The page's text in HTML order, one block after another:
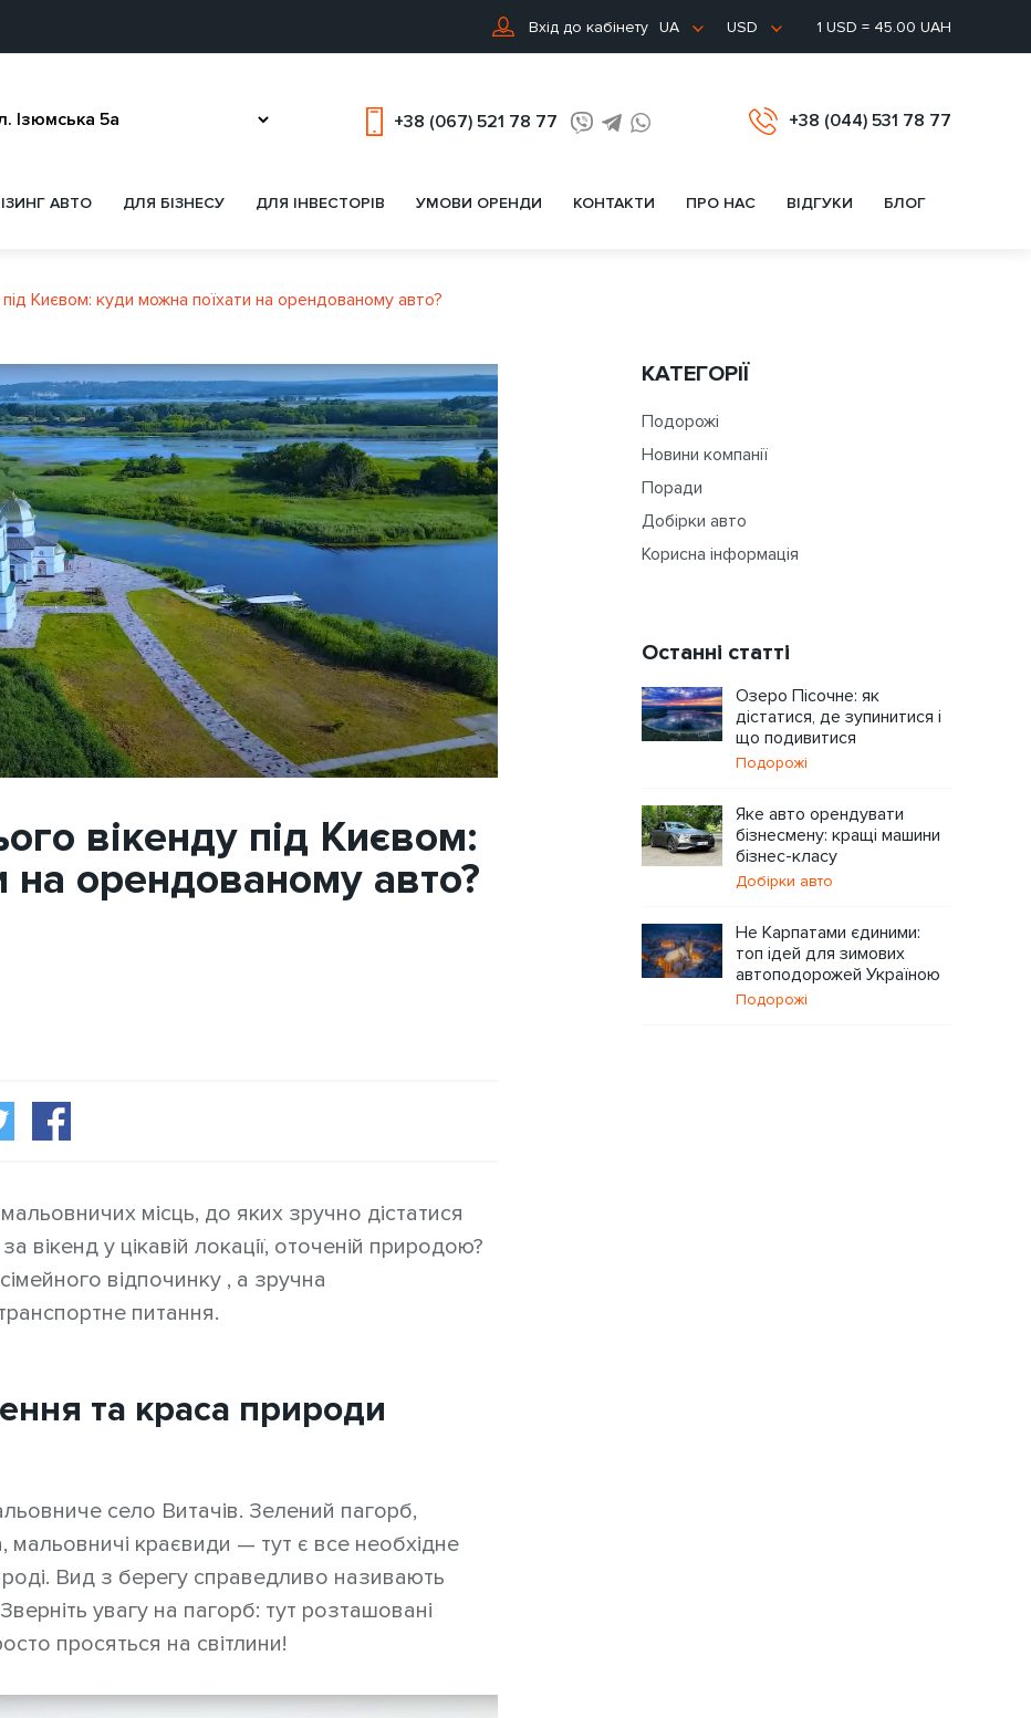
Вхід до кабінету UA USD 1 USD = 45.00 UAH
+38 (067) 521 78 77 +38 (044) 531 78 77
АВТО ДЛЯ БІЗНЕСУ ДЛЯ ІНВЕСТОРІВ УМОВИ ОРЕНДИ КОНТАКТИ ПРО НАС ВІДГУКИ БЛОГ
під Києвом: куди можна поїхати на орендованому авто?
вікенду під Києвом:
на орендованому авто?
місць, до яких зручно дістатися
у цікавій локації, оточеній природою?
відпочинку , а зручна
питання.
та краса природи
село Витачів. Зелений пагорб,
мальовничі краєвиди — тут є все необхідне
Вид з берегу справедливо називають
увагу на пагорб: тут розташовані
просяться на світлини!
КАТЕГОРІЇ
Подорожі
Новини компанії
Поради
Добірки авто
Корисна інформація
Останні статті
Озеро Пісочне: як
дістатися, де зупинитися і
що подивитися
Подорожі
Яке авто орендувати
бізнесмену: кращі машини
бізнес-класу
Добірки авто
Не Карпатами єдиними:
топ ідей для зимових
автоподорожей Україною
Подорожі